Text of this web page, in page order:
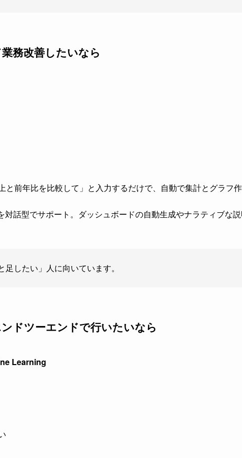
務改善したいなら
前年比を比較して」と入力するだけで、自動で集計とグラフ
話型でサポート。ダッシュボードの自動生成やナラティブな
足したい」人に向いています。
ドツーエンドで行いたいなら
Learning